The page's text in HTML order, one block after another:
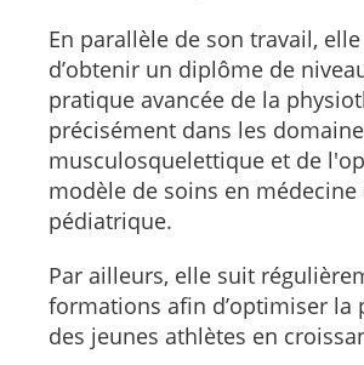
En parallèle de son travail,
d’obtenir un diplôme de
pratique avancée de la
précisément dans les
musculosquelettique et de
modèle de soins en
pédiatrique.
Par ailleurs, elle suit
formations afin d’optimiser la
des jeunes athlètes en